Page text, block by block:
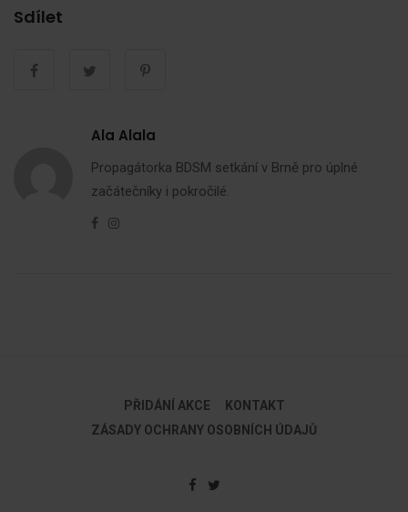
Sdílet
Ala Alala
Propagátorka BDSM setkání v Brně pro úplné
začátečníky i pokročilé.
Facebook
Instagram
PŘIDÁNÍ AKCE
KONTAKT
ZÁSADY OCHRANY OSOBNÍCH ÚDAJŮ